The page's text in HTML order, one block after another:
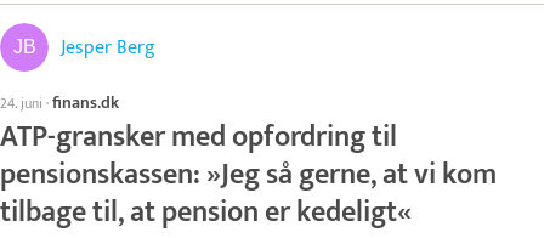
Jesper Berg
24. juni ·finans.dk
ATP-gransker med opfordring til
pensionskassen: »Jeg så gerne, at vi kom
tilbage til, at pension er kedeligt«